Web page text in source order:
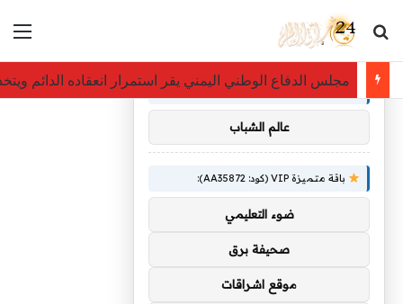
بحث عن
مجلس الدفاع الوطني اليمني يقر استمرار انعقاده الدائم
توصيات :
باقة متميزة VIP (كود: AA86842):
عالم الشباب
باقة متميزة VIP (كود: AA35872):
ضوء التعليمي
صحيفة برق
موقع اشراقات